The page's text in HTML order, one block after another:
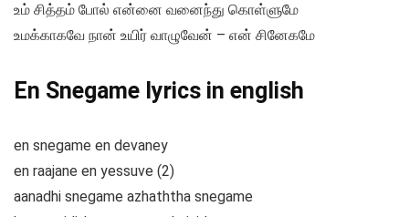
உம் சித்தம் போல் என்னை வனைந்து கொள்ளுமே
உமக்காகவே நான் உயிர் வாழுவேன் – என் சினேகமே
En Snegame lyrics in english
en snegame en devaney
en raajane en yessuve (2)
aanadhi snegame azhaththa snegame